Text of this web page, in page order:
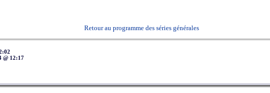
Retour au programme des séries générales
@ 12:17